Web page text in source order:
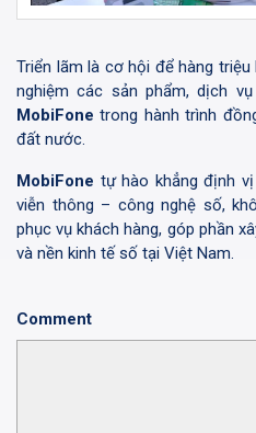
Triển lãm là cơ hội để hàng
nghiệm các sản phẩm, dịch
MobiFone trong hành trình
đất nước.
MobiFone tự hào khẳng định
viễn thông – công nghệ số,
phục vụ khách hàng, góp phần
và nền kinh tế số tại Việt Nam.
Comment